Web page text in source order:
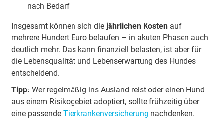
nach Bedarf
Insgesamt können sich die jährlichen Kostenauf
mehrere Hundert Euro belaufen – in akuten Phasen auch
deutlich mehr. Das kann finanziell belasten, ist aber für
die Lebensqualität und Lebenserwartung des Hundes
entscheidend.
Tipp: Wer regelmäßig ins Ausland reist oder einen Hund
aus einem Risikogebiet adoptiert, sollte frühzeitig über
eine passende Tierkrankenversicherung nachdenken.